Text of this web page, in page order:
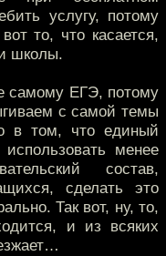
услугу, потому
то, что касается,
школы.
самому ЕГЭ, потому
с самой темы
в том, что единый
использовать менее
состав,
сделать это
Так вот, ну, то,
и из всяких